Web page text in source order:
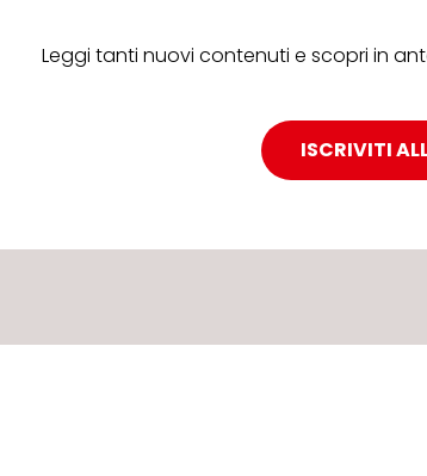
Leggi tanti nuovi contenuti e scopri in
ISCRIVITI